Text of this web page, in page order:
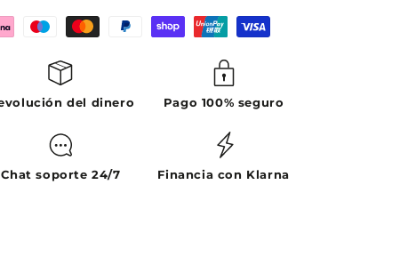
del dinero Pago 100% seguro
Chat soporte 24/7 Financia con Klarna